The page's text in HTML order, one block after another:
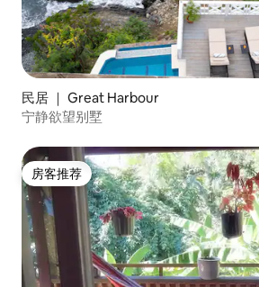
民居 ｜ Great Harbour
宁静欲望别墅
房客推荐
房客推荐